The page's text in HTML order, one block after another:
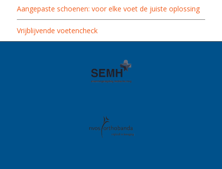
Aangepaste schoenen: voor elke voet de juiste oplossing
Vrijblijvende voetencheck